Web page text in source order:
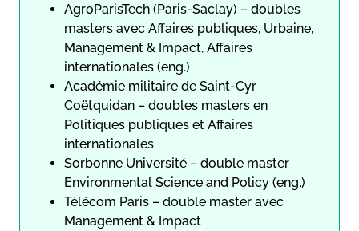
AgroParisTech (Paris-Saclay) – doubles
masters avec Affaires publiques, Urbaine,
Management & Impact, Affaires
internationales (eng.)
Académie militaire de Saint-Cyr
Coëtquidan – doubles masters en
Politiques publiques et Affaires
internationales
Sorbonne Université – double master
Environmental Science and Policy (eng.)
Télécom Paris – double master avec
Management & Impact